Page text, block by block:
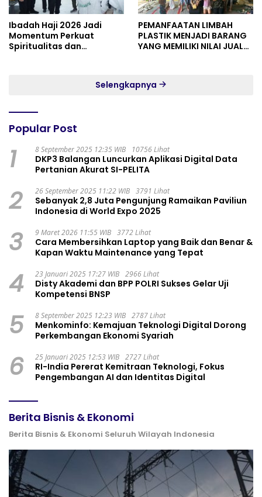
Ibadah Haji 2026 Jadi
Momentum Perkuat
Spiritualitas dan
PEMANFAATAN LIMBAH
PLASTIK MENJADI BARANG
YANG MEMILIKI NILAI JUAL
Selengkapnya
Popular Post
1 8 September 2025 12:35 WIB 10756 Lihat
DKP3 Balangan Luncurkan Aplikasi Digital Data
Pertanian Akurat SI-PELITA
2 26 September 2025 11:22 WIB 3791 Lihat
Sebanyak 2,8 Juta Pengunjung Ramaikan Paviliun
Indonesia di World Expo 2025
3 9 Maret 2026 11:55 WIB 3772 Lihat
Cara Membersihkan Laptop yang Baik dan Benar &
Kapan Waktu Maintenance yang Tepat
4 23 Januari 2025 17:27 WIB 2966 Lihat
Disty Akademi dan BPP POLRI Sukses Gelar Uji
Kompetensi BNSP
5 8 September 2025 12:23 WIB 2787 Lihat
Menkominfo: Kemajuan Teknologi Digital Dorong
Perkembangan Ekonomi Syariah
6 25 Januari 2025 12:53 WIB 2727 Lihat
RI-India Pererat Kemitraan Teknologi, Fokus
Pengembangan AI dan Identitas Digital
Berita Bisnis & Ekonomi
Berita Bisnis & Ekonomi Seluruh Wilayah Indonesia